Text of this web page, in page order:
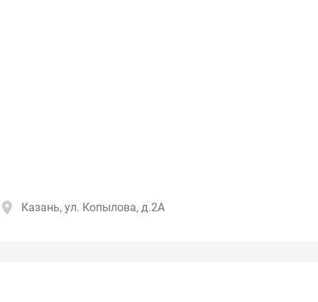
Казань, ул. Копылова, д.2А